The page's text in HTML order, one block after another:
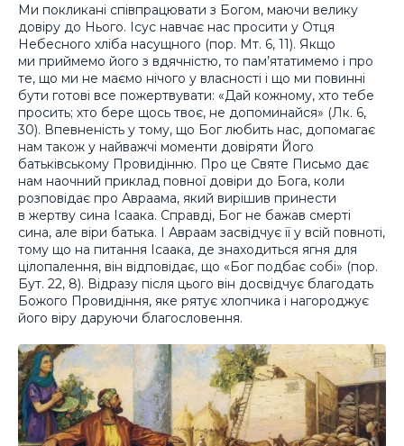
Ми покликані співпрацювати з Богом, маючи велику
довіру до Нього. Ісус навчає нас просити у Отця
Небесного хліба насущного (пор. Мт. 6, 11). Якщо
ми приймемо його з вдячністю, то пам’ятатимемо і про
те, що ми не маємо нічого у власності і що ми повинні
бути готові все пожертвувати: «Дай кожному, хто тебе
просить; хто бере щось твоє, не допоминайся» (Лк. 6,
30). Впевненість у тому, що Бог любить нас, допомагає
нам також у найважчі моменти довіряти Його
батьківському Провидінню. Про це Святе Письмо дає
нам наочний приклад повної довіри до Бога, коли
розповідає про Авраама, який вирішив принести
в жертву сина Ісаака. Справді, Бог не бажав смерті
сина, але віри батька. І Авраам засвідчує її у всій повноті,
тому що на питання Ісаака, де знаходиться ягня для
цілопалення, він відповідає, що «Бог подбає собі» (пор.
Бут. 22, 8). Відразу після цього він досвідчує благодать
Божого Провидіння, яке рятує хлопчика і нагороджує
його віру даруючи благословення.